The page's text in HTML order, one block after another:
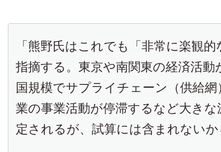
「 熊野氏はこれでも「非常に楽観的
指摘する。東京や南関東の経済活動
国規模でサプライチェーン（供給
業の事業活動が停滞するなど大きな
定されるが、試算には含まれない